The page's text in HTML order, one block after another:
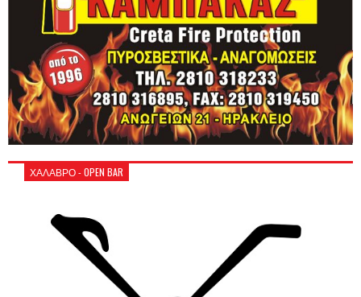
ΧΑΛΑΒΡΟ - OPEN BAR